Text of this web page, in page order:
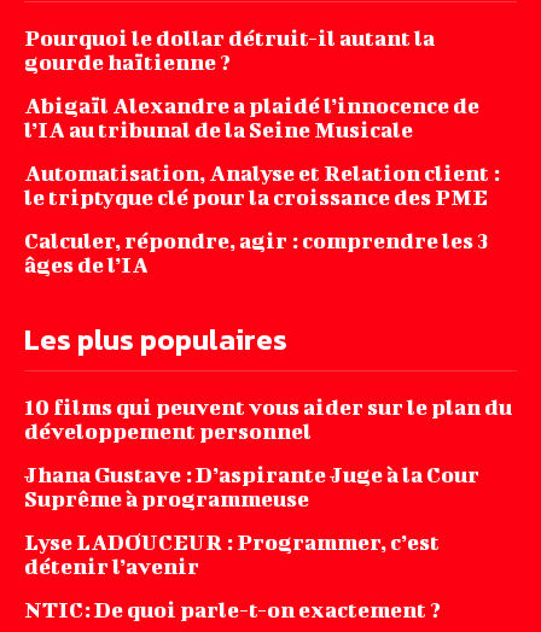
Pourquoi le dollar détruit-il autant la
gourde haïtienne ?
Abigaïl Alexandre a plaidé l’innocence de
l’IA au tribunal de la Seine Musicale
Automatisation, Analyse et Relation client :
le triptyque clé pour la croissance des PME
Calculer, répondre, agir : comprendre les 3
âges de l’IA
Les plus populaires
10 films qui peuvent vous aider sur le plan du
développement personnel
Jhana‌ ‌Gustave‌ ‌:‌ ‌D’aspirante‌ ‌Juge‌ ‌à‌ ‌la‌ ‌Cour‌
‌Suprême‌ ‌à ‌programmeuse ‌
Lyse LADOUCEUR : Programmer, c’est
détenir l’avenir
NTIC: De quoi parle-t-on exactement ?